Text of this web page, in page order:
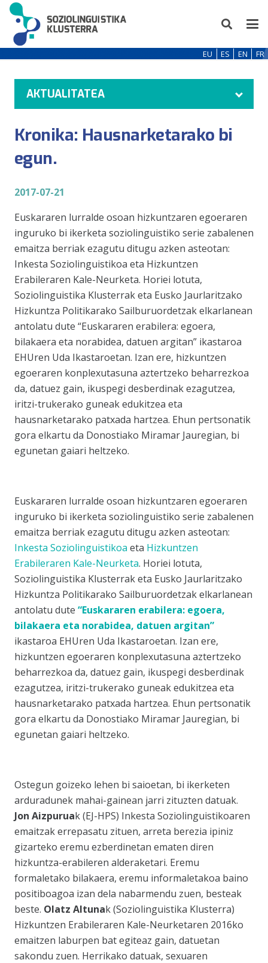
EU ES EN FR
AKTUALITATEA
Kronika: Hausnarketarako bi
egun.
2017-07-21
Euskararen lurralde osoan hizkuntzaren egoeraren
inguruko bi ikerketa soziolinguistiko serie zabalenen
emaitza berriak ezagutu ditugu azken asteotan:
Inkesta Soziolinguistikoa eta Hizkuntzen
Erabileraren Kale-Neurketa. Horiei lotuta,
Soziolinguistika Klusterrak eta Eusko Jaurlaritzako
Hizkuntza Politikarako Sailburuordetzak elkarlanean
antolatu dute “Euskararen erabilera: egoera,
bilakaera eta norabidea, datuen argitan” ikastaroa
EHUren Uda Ikastaroetan. Izan ere, hizkuntzen
egoeraren konplexutasuna aztertzeko beharrezkoa
da, datuez gain, ikuspegi desberdinak ezagutzea,
iritzi-trukerako guneak edukitzea eta
hausnarketarako patxada hartzea. Ehun pertsonatik
gora elkartu da Donostiako Miramar Jauregian, bi
egunetan gaiari heltzeko.
Euskararen lurralde osoan hizkuntzaren egoeraren
inguruko bi ikerketa soziolinguistiko serie zabalenen
emaitza berriak ezagutu ditugu azken asteotan:
Inkesta Soziolinguistikoa eta Hizkuntzen
Erabileraren Kale-Neurketa. Horiei lotuta,
Soziolinguistika Klusterrak eta Eusko Jaurlaritzako
Hizkuntza Politikarako Sailburuordetzak elkarlanean
antolatu dute “Euskararen erabilera: egoera,
bilakaera eta norabidea, datuen argitan”
ikastaroa EHUren Uda Ikastaroetan. Izan ere,
hizkuntzen egoeraren konplexutasuna aztertzeko
beharrezkoa da, datuez gain, ikuspegi desberdinak
ezagutzea, iritzi-trukerako guneak edukitzea eta
hausnarketarako patxada hartzea. Ehun pertsonatik
gora elkartu da Donostiako Miramar Jauregian, bi
egunetan gaiari heltzeko.
Ostegun goizeko lehen bi saioetan, bi ikerketen
arduradunek mahai-gainean jarri zituzten datuak.
Jon Aizpuruak (EJ-HPS) Inkesta Soziolinguistikoaren
emaitzak errepasatu zituen, arreta berezia ipiniz
gizarteko eremu ezberdinetan ematen diren
hizkuntza-erabileren alderaketari. Eremu
formaletako bilakaera, eremu informaletakoa baino
positiboagoa izan dela nabarmendu zuen, besteak
beste. Olatz Altunak (Soziolinguistika Klusterra)
Hizkuntzen Erabileraren Kale-Neurketaren 2016ko
emaitzen laburpen bat egiteaz gain, datuetan
sakondu zuen. Herrikako datuak, sexuaren